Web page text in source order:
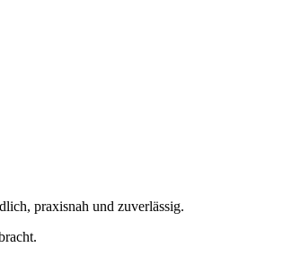
praxisnah und zuverlässig.